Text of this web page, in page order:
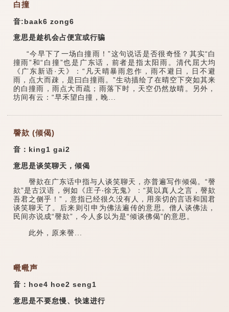
白撞
音:baak6 zong6
意思是趁机会占便宜或行骗
“今早下了一场白撞雨！”这句说话是否很奇怪？其实“白
撞雨”和“白撞”也是广东话，前者是指太阳雨。清代屈大均
《广东新语·天》：“凡天晴暴雨忽作，雨不避日，日不避
雨，点大而疎，是曰白撞雨。”生动描绘了在晴空下突如其来
的白撞雨，雨点大而疏；雨落下时，天空仍然放晴。另外，
坊间有云：“早禾望白撞，晚...
謦欬 (倾偈)
音：king1 gai2
意思是谈笑聊天，倾偈
謦欬在广东话中指与人谈笑聊天，亦普遍写作倾偈。“謦
欬”是古汉语，例如《庄子‧徐无鬼》：“莫以真人之言，謦欬
吾君之侧乎！”，意指已经很久没有人，用亲切的言语和国君
谈笑聊天了。后来则引申为佛法遍传的意思。僧人谈佛法，
民间亦说成“謦欬”，今人多以为是“倾谈佛偈”的意思。
此外，原来謦...
㗾㗾声
音：hoe4 hoe2 seng1
意思是不要怠慢、快速进行